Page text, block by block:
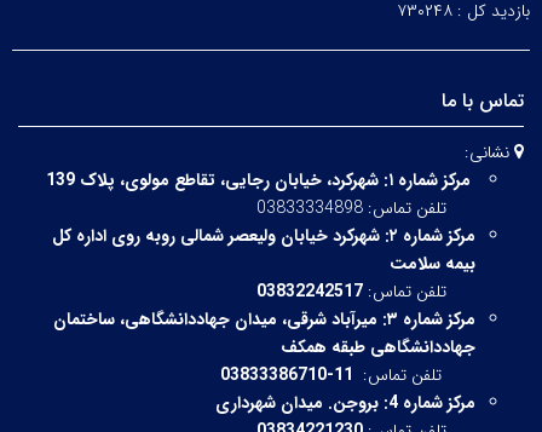
بازدید کل : ۷۳۰۲۴۸
تماس با ما
نشانی:
مرکز شماره ۱:
شهرکرد، خیابان رجایی، تقاطع مولوی، پلاک 139
تلفن تماس: 03833334898
مرکز شماره ۲:
شهرکرد خیابان ولیعصر شمالی روبه روی اداره کل
بیمه سلامت
تلفن تماس: 03832242517
مرکز شماره ۳:
میرآباد شرقی، میدان جهاددانشگاهی، ساختمان
جهاددانشگاهی طبقه همکف
تلفن تماس:
مرکز شماره 4: بروجن. میدان شهرداری